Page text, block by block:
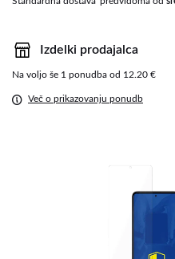
Izdelki prodajalca
Na voljo še 1 ponudba od 12.20 €
Več o prikazovanju ponudb